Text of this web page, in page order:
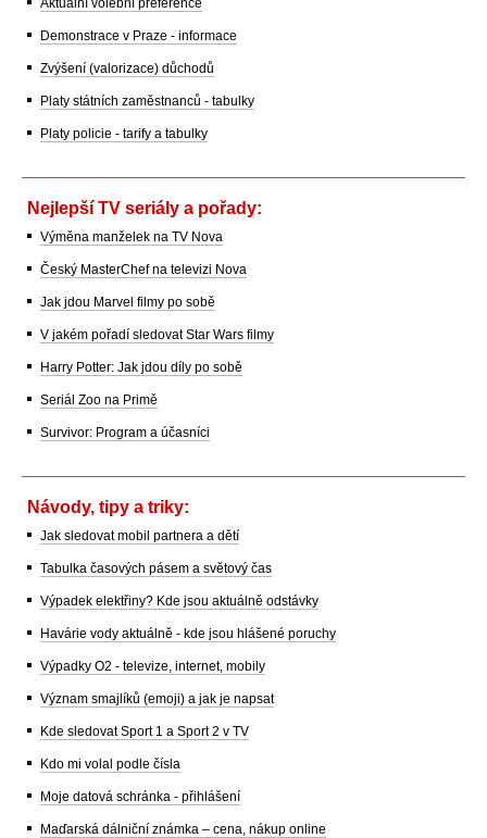
Demonstrace v Praze - informace
Zvýšení (valorizace) důchodů
Platy státních zaměstnanců - tabulky
Platy policie - tarify a tabulky
Nejlepší TV seriály a pořady:
Výměna manželek na TV Nova
Český MasterChef na televizi Nova
Jak jdou Marvel filmy po sobě
V jakém pořadí sledovat Star Wars filmy
Harry Potter: Jak jdou díly po sobě
Seriál Zoo na Primě
Survivor: Program a účasníci
Návody, tipy a triky:
Jak sledovat mobil partnera a dětí
Tabulka časových pásem a světový čas
Výpadek elektřiny? Kde jsou aktuálně odstávky
Havárie vody aktuálně - kde jsou hlášené poruchy
Výpadky O2 - televize, internet, mobily
Význam smajlíků (emoji) a jak je napsat
Kde sledovat Sport 1 a Sport 2 v TV
Kdo mi volal podle čísla
Moje datová schránka - přihlášení
Maďarská dálniční známka – cena, nákup online